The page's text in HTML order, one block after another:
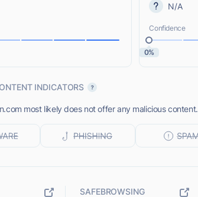
N/A
Confidence
0%
INDICATORS
most likely does not offer any malicious content.
SAFEBROWSING